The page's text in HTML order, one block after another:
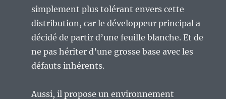
simplement plus tolérant envers cette
distribution, car le développeur principal a
décidé de partir d’une feuille blanche. Et de
ne pas hériter d’une grosse base avec les
défauts inhérents.
Aussi, il propose un environnement